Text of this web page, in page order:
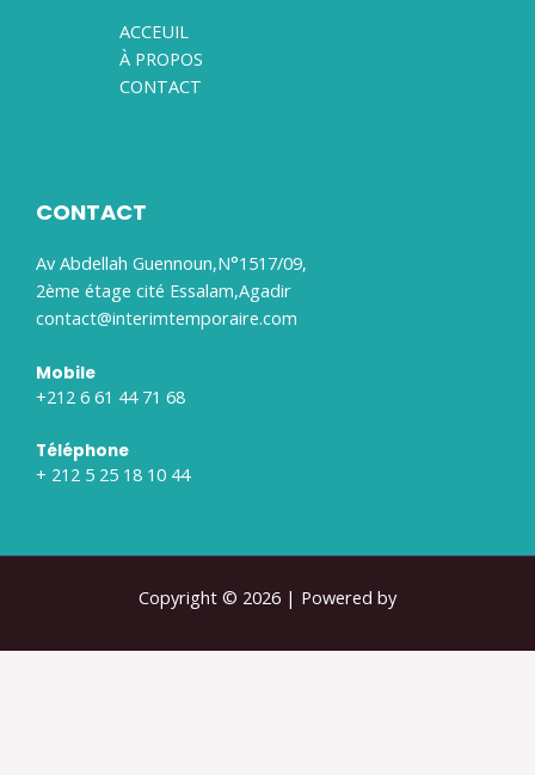
ACCEUIL
À PROPOS
CONTACT
CONTACT
Av Abdellah Guennoun,N°1517/09,
2ème étage cité Essalam,Agadir
contact@interimtemporaire.com
Mobile
+212 6 61 44 71 68
Téléphone
+ 212 5 25 18 10 44
Copyright © 2026 | Powered by